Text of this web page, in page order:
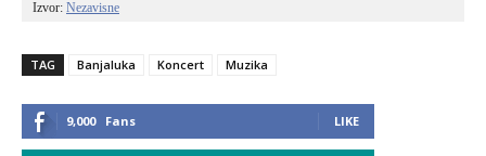
Izvor: Nezavisne
TAG Banjaluka Koncert Muzika
9,000 Fans LIKE